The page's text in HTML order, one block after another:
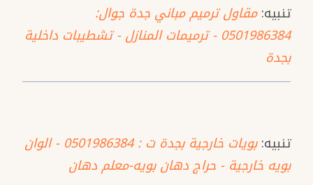
تنبيه:مقاول ترميم مباني جدة جوال:
0501986384 - ترميمات المنازل - تشطيبات داخلية
بجدة
تنبيه:
بويات خارجية بجدة ت : 0501986384 - الوان
بويه خارجية - حراج دهان بويه-معلم دهان